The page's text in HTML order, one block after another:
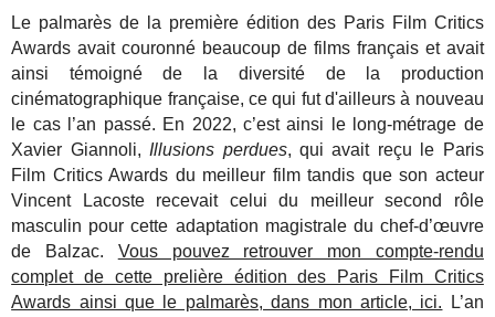
Le palmarès de la première édition des Paris Film Critics
Awards avait couronné beaucoup de films français et avait
ainsi témoigné de la diversité de la production
cinématographique française, ce qui fut d'ailleurs à nouveau
le cas l’an passé. En 2022, c’est ainsi le long-métrage de
Xavier Giannoli, Illusions perdues, qui avait reçu le Paris
Film Critics Awards du meilleur film tandis que son acteur
Vincent Lacoste recevait celui du meilleur second rôle
masculin pour cette adaptation magistrale du chef-d’œuvre
de Balzac. Vous pouvez retrouver mon compte-rendu
complet de cette prelière édition des Paris Film Critics
Awards ainsi que le palmarès, dans mon article, ici. L’an